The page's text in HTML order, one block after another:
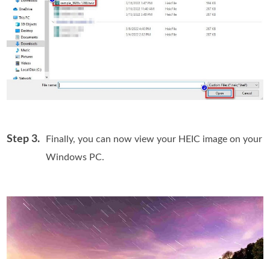
Step 3.
Finally, you can now view your HEIC image on your
Windows PC.